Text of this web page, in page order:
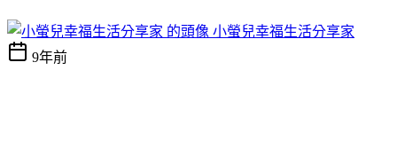
小螢兒幸福生活分享家
9年前